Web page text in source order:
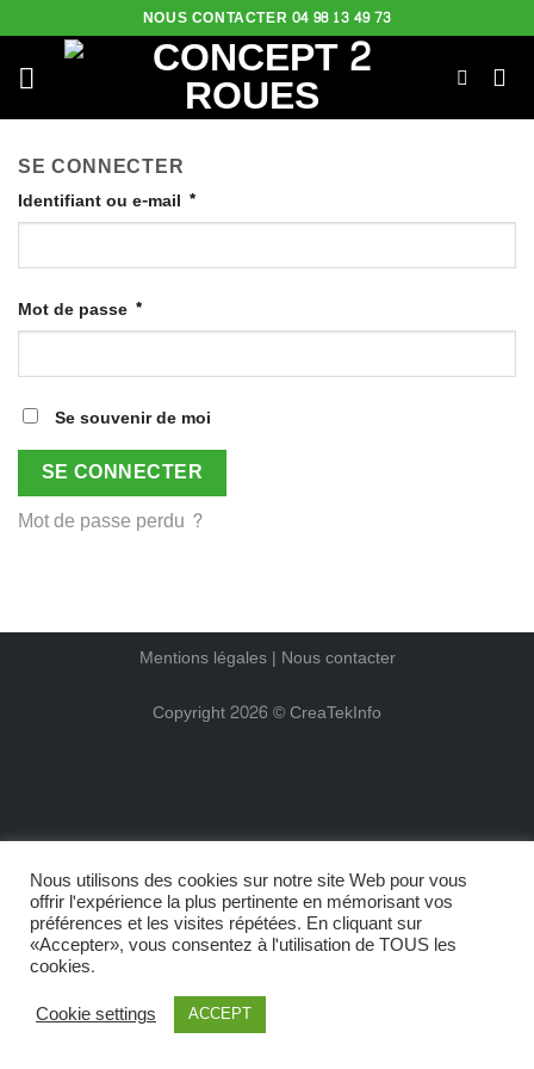
to
content
NOUS CONTACTER 04 98 13 49 73
SE CONNECTER
Identifiant ou e-mail *
Mot de passe *
Se souvenir de moi
SE CONNECTER
Mot de passe perdu ?
Mentions légales | Nous contacter
Copyright 2026 ©CreaTekInfo
Nous utilisons des cookies sur notre site Web pour vous
offrir l'expérience la plus pertinente en mémorisant vos
préférences et les visites répétées. En cliquant sur
«Accepter», vous consentez à l'utilisation de TOUS les
cookies.
Cookie settings
ACCEPT